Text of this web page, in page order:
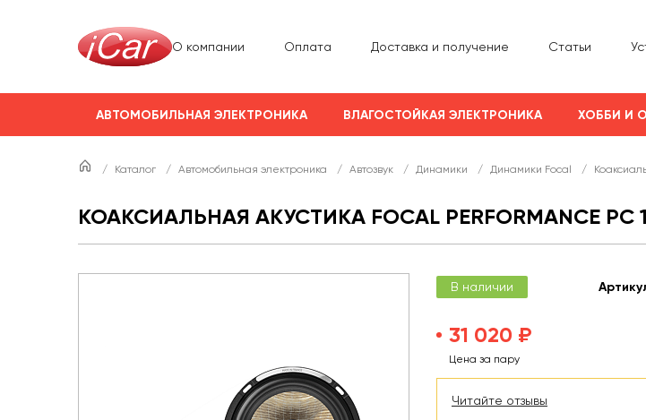
О компании Оплата Доставка и получение Статьи
АВТОМОБИЛЬНАЯ ЭЛЕКТРОНИКА ВЛАГОСТОЙКАЯ ЭЛЕКТРОНИКА ХОББИ И
/ Каталог / Автомобильная электроника / Автозвук / Динамики / Динамики Focal /
КОАКСИАЛЬНАЯ АКУСТИКА FOCAL PERFORMANCE PC
В наличии Арт
31 020 ₽
Цена за пару
Читайте отзывы